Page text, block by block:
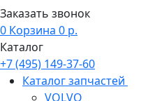
Заказать звонок
0 Корзина 0 р.
Каталог
+7 (495) 149-37-60
Каталог запчастей
VOLVO